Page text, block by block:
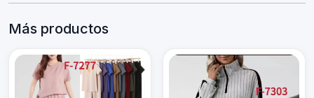
Más productos